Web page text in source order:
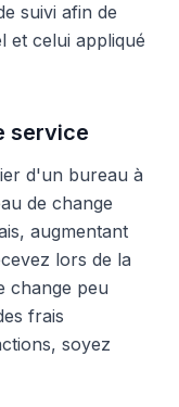
suivi afin de
et celui appliqué
service
d'un bureau à
de change
augmentant
lors de la
change peu
frais
soyez